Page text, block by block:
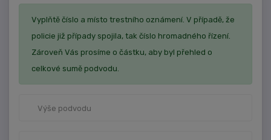
Vyplňtě číslo a místo trestního oznámení. V případě, že
policie již případy spojila, tak číslo hromadného řízení.
Zároveň Vás prosíme o částku, aby byl přehled o
celkové sumě podvodu.